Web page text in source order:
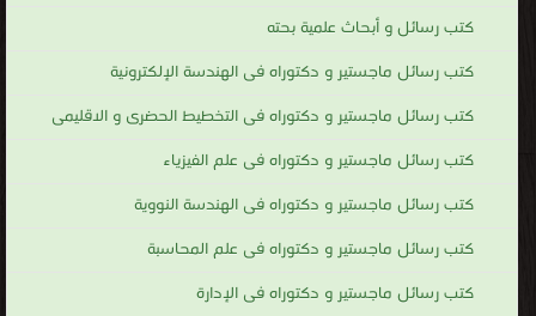
كتب رسائل و أبحاث علمية بحته
كتب رسائل ماجستير و دكتوراه فى الهندسة الإلكترونية
كتب رسائل ماجستير و دكتوراه فى التخطيط الحضرى و الاقليمى
كتب رسائل ماجستير و دكتوراه فى علم الفيزياء
كتب رسائل ماجستير و دكتوراه فى الهندسة النووية
كتب رسائل ماجستير و دكتوراه فى علم المحاسبة
كتب رسائل ماجستير و دكتوراه فى الإدارة